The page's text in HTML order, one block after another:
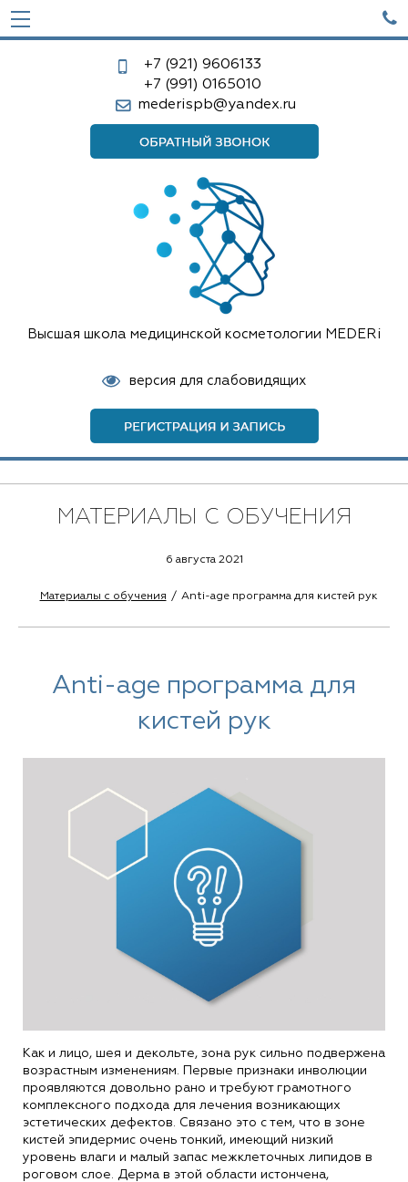

+7 (921) 9606133
+7 (991) 0165010
mederispb@yandex.ru
Высшая школа медицинской косметологии MEDERi
версия для слабовидящих
МАТЕРИАЛЫ С ОБУЧЕНИЯ
6 августа 2021
Материалы с обучения Anti-age программа для кистей рук
Anti-age программа для
кистей рук
Как и лицо, шея и декольте, зона рук сильно подвержена
возрастным изменениям. Первые признаки инволюции
проявляются довольно рано и требуют грамотного
комплексного подхода для лечения возникающих
эстетических дефектов. Связано это с тем, что в зоне
кистей эпидермис очень тонкий, имеющий низкий
уровень влаги и малый запас межклеточных липидов в
роговом слое. Дерма в этой области истончена,